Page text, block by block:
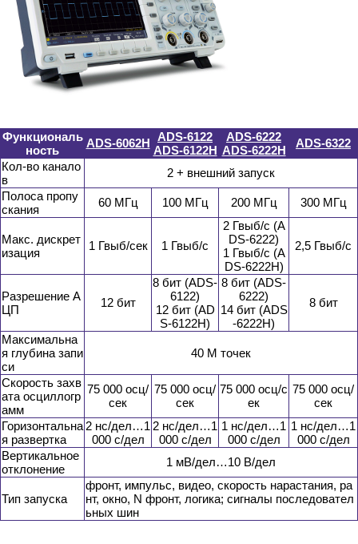
Функциональ
ность
ADS-6062H ADS-6122
ADS-6122H
ADS-6222
ADS-6222H
ADS-6322
Кол-во канало
в
2 + внешний запуск
Полоса пропу
скания
60 МГц 100 МГц 200 МГц 300 МГц
Макс. дискрет
изация
1 Гвыб/сек 1 Гвыб/с
2 Гвыб/с (A
DS-6222)
1 Гвыб/с (A
DS-6222Н)
2,5 Гвыб/с
Разрешение А
ЦП
12 бит
8 бит (ADS-
6122)
12 бит (AD
S-6122H)
8 бит (ADS-
6222)
14 бит (ADS
-6222Н)
8 бит
Максимальна
я глубина запи
си
40 М точек
Скорость захв
ата осциллогр
амм
75 000 осц/
сек
75 000 осц/
сек
75 000 осц/с
ек
75 000 осц/
сек
Горизонтальна
я развертка
2 нс/дел…1
000 с/дел
2 нс/дел…1
000 с/дел
1 нс/дел…1
000 с/дел
1 нс/дел…1
000 с/дел
Вертикальное
отклонение
1 мВ/дел…10 В/дел
Тип запуска
фронт, импульс, видео, скорость нарастания, ра
нт, окно, N фронт, логика; сигналы последовател
ьных шин